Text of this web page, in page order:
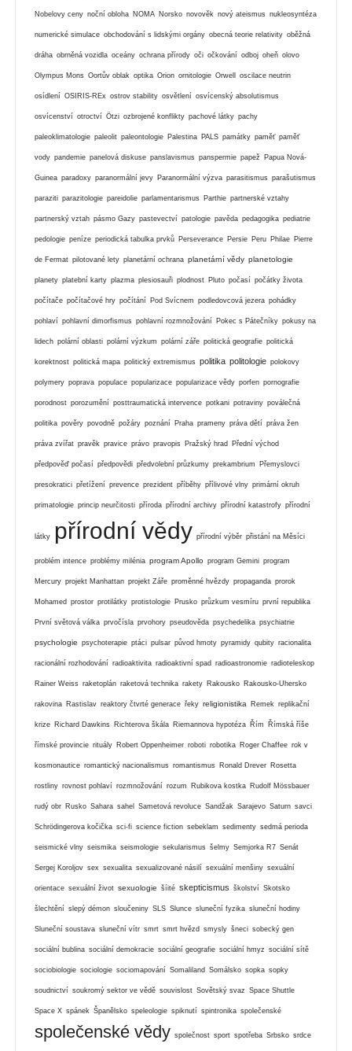
Nobelovy ceny noční obloha NOMA Norsko novověk nový ateismus nukleosyntéza
numerické simulace obchodování s lidskými orgány obecná teorie relativity oběžná
dráha obrněná vozidla oceány ochrana přírody oči očkování odboj oheň olovo
Olympus Mons Oortův oblak optika Orion ornitologie Orwell oscilace neutrin
osídlení OSIRIS-REx ostrov stability osvětlení osvícenský absolutismus
osvícenství otroctví Ötzi ozbrojené konflikty pachové látky pachy
paleoklimatologie paleolit paleontologie Palestina PALS památky paměť paměť
vody pandemie panelová diskuse panslavismus panspermie papež Papua Nová-
Guinea paradoxy paranormální jevy Paranormální výzva parasitismus parašutismus
paraziti parazitologie pareidolie parlamentarismus Parthie partnerské vztahy
partnerský vztah pásmo Gazy pastevectví patologie pavěda pedagogika pediatrie
pedologie peníze periodická tabulka prvků Perseverance Persie Peru Philae Pierre
de Fermat pilotované lety planetární ochrana planetární vědy planetologie
planety platební karty plazma plesiosauři plodnost Pluto počasí počátky života
počítače počítačové hry počítání Pod Svícnem podledovcová jezera pohádky
pohlaví pohlavní dimorfismus pohlavní rozmnožování Pokec s Pátečníky pokusy na
lidech polární oblasti polární výzkum polární záře politická geografie politická
korektnost politická mapa politický extremismus politika politologie polokovy
polymery poprava populace popularizace popularizace vědy porfen pornografie
porodnost porozumění posttraumatická intervence potkani potraviny poválečná
politika pověry povodně požáry poznání Praha prameny práva dětí práva žen
práva zvířat pravěk pravice právo pravopis Pražský hrad Přední východ
předpověď počasí předpovědi předvolební průzkumy prekambrium Přemyslovci
presokratici přetížení prevence prezident příběhy přílivové vlny primární okruh
primatologie princip neurčitosti příroda přírodní archivy přírodní katastrofy přírodní
látky přírodní vědy přírodní výběr přistání na Měsíci
problém intence problémy milénia program Apollo program Gemini program
Mercury projekt Manhattan projekt Záře proměnné hvězdy propaganda prorok
Mohamed prostor protilátky protistologie Prusko průzkum vesmíru první republika
První světová válka prvočísla prvohory pseudověda psychedelika psychiatrie
psychologie psychoterapie ptáci pulsar původ hmoty pyramidy qubity racionalita
racionální rozhodování radioaktivita radioaktivní spad radioastronomie radioteleskop
Rainer Weiss raketoplán raketová technika rakety Rakousko Rakousko-Uhersko
rakovina Rastislav reaktory čtvrté generace řeky religionistika Remek replikační
krize Richard Dawkins Richterova škála Riemannova hypotéza Řím Římská říše
římské provincie rituály Robert Oppenheimer roboti robotika Roger Chaffee rok v
kosmonautice romantický nacionalismus romantismus Ronald Drever Rosetta
rostliny rovnost pohlaví rozmnožování rozum Rubikova kostka Rudolf Mössbauer
rudý obr Rusko Sahara sahel Sametová revoluce Sandžak Sarajevo Saturn savci
Schrödingerova kočička sci-fi science fiction sebeklam sedimenty sedmá perioda
seismické vlny seismika seismologie sekularismus šelmy Semjorka R7 Senát
Sergej Koroljov sex sexualita sexualizované násilí sexuální menšiny sexuální
orientace sexuální život sexuologie šíité skepticismus školství Skotsko
šlechtění slepý démon sloučeniny SLS Slunce sluneční fyzika sluneční hodiny
Sluneční soustava sluneční vítr smrt smrt hvězd smysly šneci sobecký gen
sociální bublina sociální demokracie sociální geografie sociální hmyz sociální sítě
sociobiologie sociologie sociomapování Somaliland Somálsko sopka sopky
soudnictví soukromý sektor ve vědě souvislost Sovětský svaz Space Shuttle
Space X spánek Španělsko speleologie spiknutí spintronika společenské
společenské vědy společnost sport spotřeba Srbsko srdce